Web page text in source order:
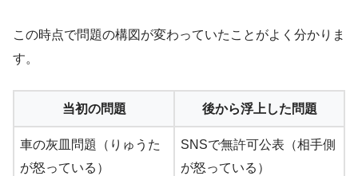
この時点で問題の構図が変わっていたことがよく分かりま
す。
当初の問題 後から浮上した問題
車の灰皿問題（りゅうた
が怒っている）
SNSで無許可公表（相手側
が怒っている）